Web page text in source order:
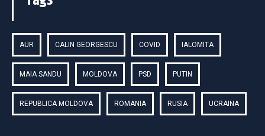
AUR CALIN GEORGESCU COVID IALOMITA
MAIA SANDU MOLDOVA PSD PUTIN
REPUBLICA MOLDOVA ROMANIA RUSIA UCRAINA